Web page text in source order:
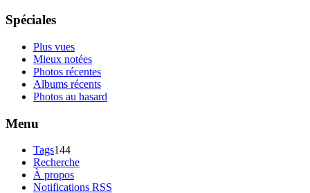
Spéciales
Plus vues
Mieux notées
Photos récentes
Albums récents
Photos au hasard
Menu
Tags144
Recherche
À propos
Notifications RSS